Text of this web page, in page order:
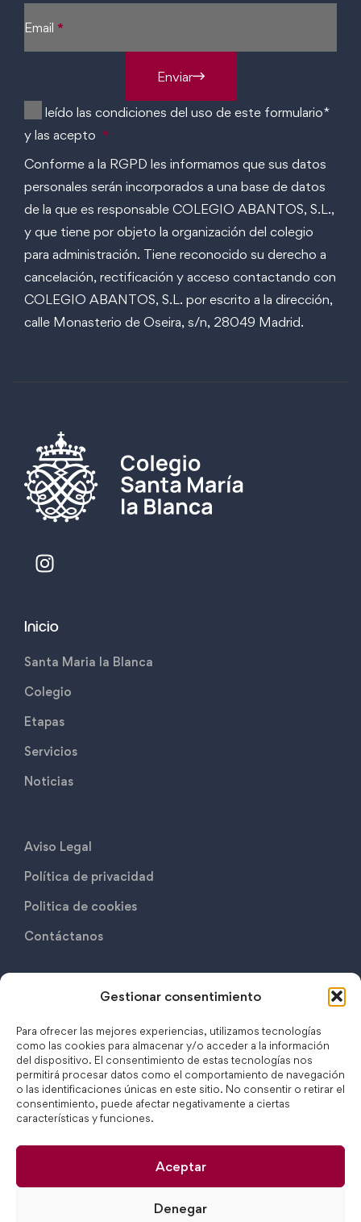
Gestionar consentimiento
Para ofrecer las mejores experiencias, utilizamos tecnologías
como las cookies para almacenar y/o acceder a la información
del dispositivo. El consentimiento de estas tecnologías nos
permitirá procesar datos como el comportamiento de navegación
o las identificaciones únicas en este sitio. No consentir o retirar el
consentimiento, puede afectar negativamente a ciertas
características y funciones.
Aceptar
Denegar
Email *
Enviar
He leído las condiciones del uso de este formulario*
y las acepto *
Conforme a la RGPD les informamos que sus datos
personales serán incorporados a una base de datos
de la que es responsable COLEGIO ABANTOS, S.L.,
y que tiene por objeto la organización del colegio
para administración. Tiene reconocido su derecho a
cancelación, rectificación y acceso contactando con
COLEGIO ABANTOS, S.L. por escrito a la dirección,
calle Monasterio de Oseira, s/n, 28049 Madrid.
Inicio
Santa Maria la Blanca
Colegio
Etapas
Servicios
Noticias
Aviso Legal
Política de privacidad
Politica de cookies
Contáctanos
Contáctanos
C/ Monasterio de Oseira, 17B 28049 Madrid
(+34) 917 508 692
secretaria@c.csmb.es